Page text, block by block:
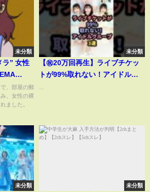
未分類
ラ” 女性
、部屋の郵
、女性の裸
ました。
未分類
【㊗️20万回再生】ライブチケッ
トが99%取れない！アイドルグ
未分類 未分類